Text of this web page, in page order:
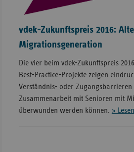
vdek-Zukunftspreis 2016:
Migrationsgeneration
Die vier beim vdek-Zukunftspreis
Best-Practice-Projekte zeigen
Verständnis- oder Zugangsbarrieren
Zusammenarbeit mit Senioren mit
überwunden werden können. » Lesen